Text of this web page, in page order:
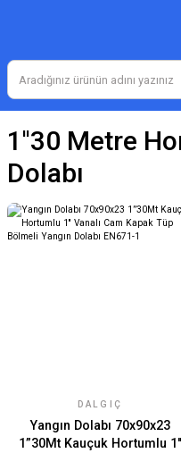
1''30 Metre
Dolabı
DALGIÇ
Yangın Dolabı 70x90x23
1”30Mt Kauçuk Hortumlu 1''